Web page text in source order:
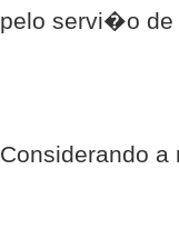
pelo servi�o de
Considerando